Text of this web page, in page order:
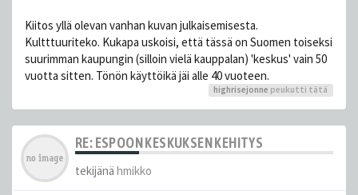
Kiitos yllä olevan vanhan kuvan julkaisemisesta.
Kultttuuriteko. Kukapa uskoisi, että tässä on Suomen toiseksi
suurimman kaupungin (silloin vielä kauppalan) 'keskus' vain 50
vuotta sitten. Tönön käyttöikä jäi alle 40 vuoteen.
highrisejonne peukutti tätä
RE: ESPOON KESKUKSEN KEHITYS
tekijänä hmikko